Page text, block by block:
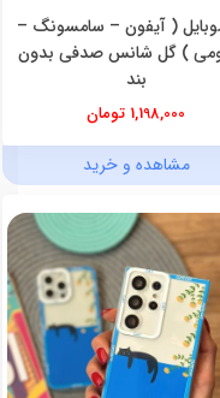
( آیفون – سامسونگ –
) گل شانس صدفی بدون
بند
1,198,000 تومان
مشاهده و خرید